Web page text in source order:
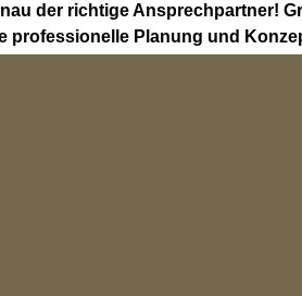
der richtige Ansprechpartner!
professionelle Planung und